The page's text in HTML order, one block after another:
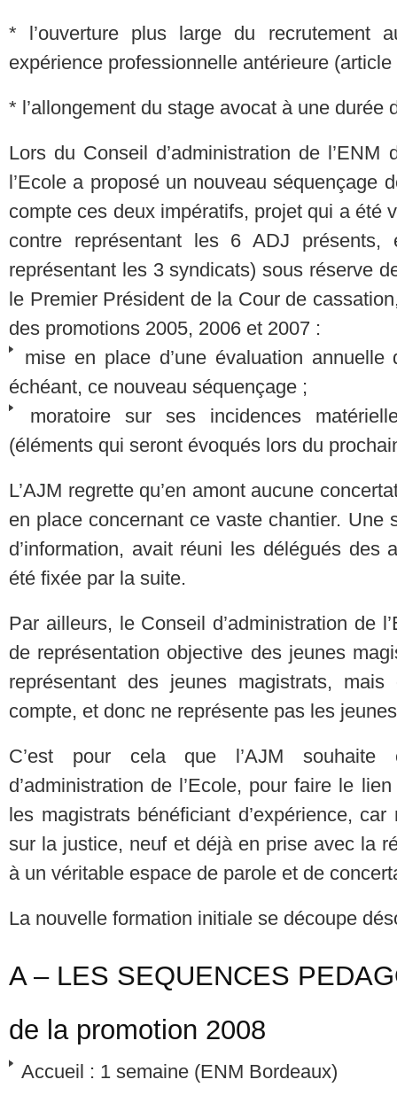
* l’ouverture plus large du recrutement
expérience professionnelle antérieure
* l’allongement du stage avocat à une durée
Lors du Conseil d’administration de
l’Ecole a proposé un nouveau séquençage
compte ces deux impératifs, projet qui a été
contre représentant les 6 ADJ
représentant les 3 syndicats) sous réserve
le Premier Président de la Cour de
des promotions 2005, 2006 et 2007 :
mise en place d’une évaluation
échéant, ce nouveau séquençage ;
moratoire sur ses incidences
(éléments qui seront évoqués lors du
L’AJM regrette qu’en amont aucune
en place concernant ce vaste chantier. Une
d’information, avait réuni les délégués des
été fixée par la suite.
Par ailleurs, le Conseil d’administration de
de représentation objective des jeunes
représentant des jeunes magistrats,
compte, et donc ne représente pas les
C’est pour cela que l’AJM souhaite
d’administration de l’Ecole, pour faire le
les magistrats bénéficiant d’expérience,
sur la justice, neuf et déjà en prise avec la
à un véritable espace de parole et de
La nouvelle formation initiale se découpe
A – LES SEQUENCES
de la promotion 2008
Accueil : 1 semaine (ENM Bordeaux)